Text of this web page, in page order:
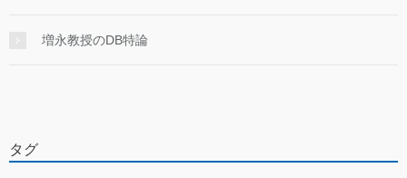
増永教授のDB特論
タグ